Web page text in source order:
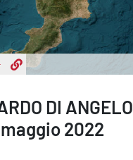
DI
2022